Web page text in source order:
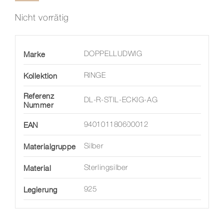
Nicht vorrätig
Marke DOPPELLUDWIG
Kollektion RINGE
Referenz
Nummer
DL-R-STIL-ECKIG-AG
EAN 940101180600012
Materialgruppe Silber
Material Sterlingsilber
Legierung 925